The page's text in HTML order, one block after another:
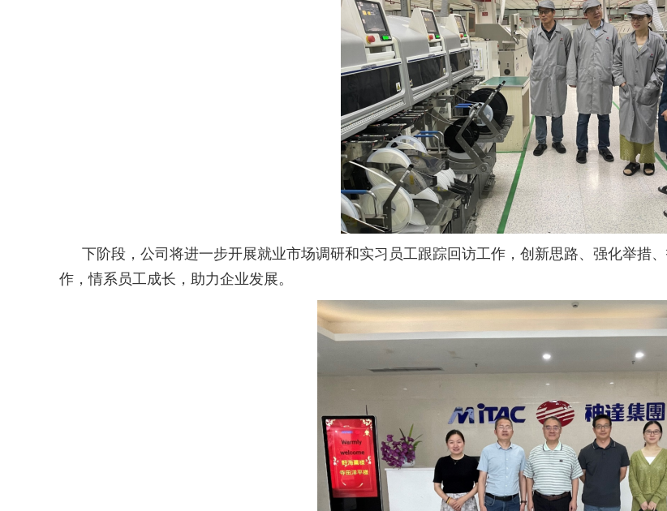
下阶段，公司将进一步开展就业市场调研和实习员工跟踪回访工作，创新思路、强化举措
作，情系员工成长，助力企业发展。